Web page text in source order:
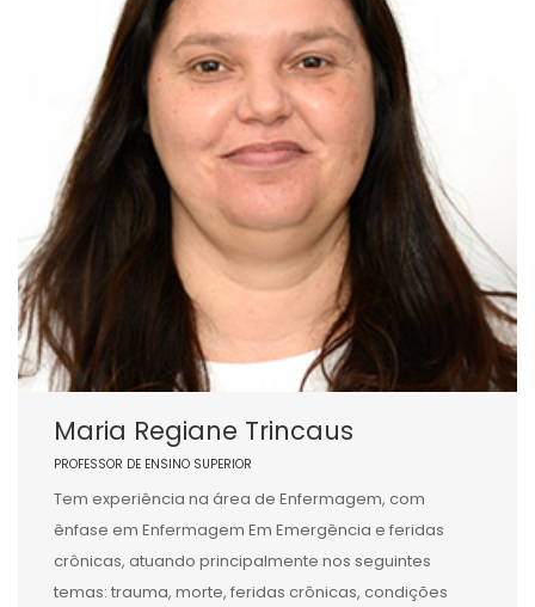
Maria Regiane Trincaus
PROFESSOR DE ENSINO SUPERIOR
Tem experiência na área de Enfermagem, com
ênfase em Enfermagem Em Emergência e feridas
crônicas, atuando principalmente nos seguintes
temas: trauma, morte, feridas crônicas, condições